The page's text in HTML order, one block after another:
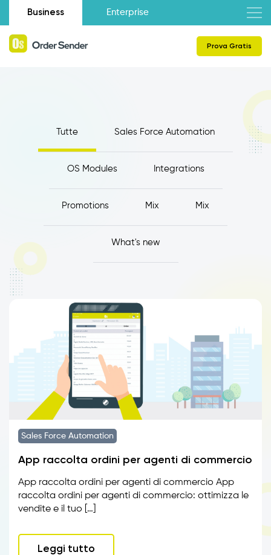
Business Enterprise
Prova Gratis
Tutte Sales Force Automation
OS Modules Integrations
Promotions Mix Mix
What's new
Sales Force Automation
App raccolta ordini per agenti di commercio
App raccolta ordini per agenti di commercio App
raccolta ordini per agenti di commercio: ottimizza le
vendite e il tuo […]
Leggi tutto